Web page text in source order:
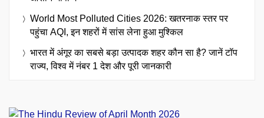
World Most Polluted Cities 2026: खतरनाक स्तर पर
पहुंचा AQI, इन शहरों में सांस लेना हुआ मुश्किल
भारत में अंगूर का सबसे बड़ा उत्पादक शहर कौन सा है? जानें टॉप
राज्य, विश्व में नंबर 1 देश और पूरी जानकारी